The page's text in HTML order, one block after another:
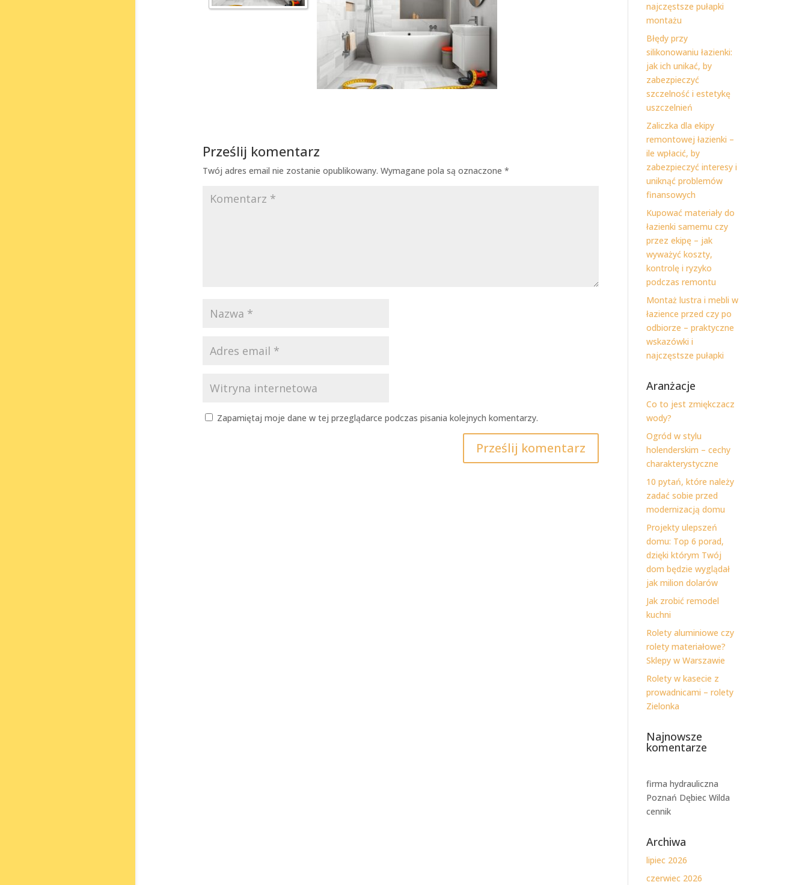
Prześlij komentarz
Twój adres email nie zostanie opublikowany. Wymagane pola są oznaczone *
Zapamiętaj moje dane w tej przeglądarce podczas pisania kolejnych komentarzy.
najczęstsze pułapki
montażu
Błędy przy
silikonowaniu łazienki:
jak ich unikać, by
zabezpieczyć
szczelność i estetykę
uszczelnień
Zaliczka dla ekipy
remontowej łazienki –
ile wpłacić, by
zabezpieczyć interesy i
uniknąć problemów
finansowych
Kupować materiały do
łazienki samemu czy
przez ekipę – jak
wyważyć koszty,
kontrolę i ryzyko
podczas remontu
Montaż lustra i mebli w
łazience przed czy po
odbiorze – praktyczne
wskazówki i
najczęstsze pułapki
Aranżacje
Co to jest zmiękczacz
wody?
Ogród w stylu
holenderskim – cechy
charakterystyczne
10 pytań, które należy
zadać sobie przed
modernizacją domu
Projekty ulepszeń
domu: Top 6 porad,
dzięki którym Twój
dom będzie wyglądał
jak milion dolarów
Jak zrobić remodel
kuchni
Rolety aluminiowe czy
rolety materiałowe?
Sklepy w Warszawie
Rolety w kasecie z
prowadnicami – rolety
Zielonka
Najnowsze
komentarze
firma hydrauliczna
Poznań Dębiec Wilda
cennik
Archiwa
lipiec 2026
czerwiec 2026